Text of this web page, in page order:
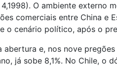
O ambiente externo
comerciais entre China e
o cenário político, após o
abertura e, nos nove
já sobe 8,1%. No Chile, o